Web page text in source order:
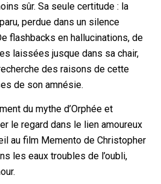
sûr. Sa seule certitude : la
perdue dans un silence
flashbacks en hallucinations, de
laissées jusque dans sa chair,
des raisons de cette
de son amnésie.
du mythe d’Orphée et
le regard dans le lien amoureux
au film Memento de Christopher
les eaux troubles de l’oubli,